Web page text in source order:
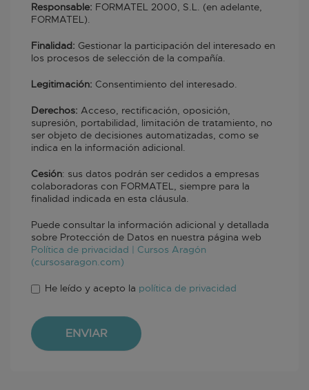
Tipos de archivo permitidos:jpg pdf doc docx rar zip
Responsable: FORMATEL 2000, S.L. (en adelante,
FORMATEL).
Finalidad: Gestionar la participación del interesado en
los procesos de selección de la compañía.
Legitimación: Consentimiento del interesado.
Derechos: Acceso, rectificación, oposición,
supresión, portabilidad, limitación de tratamiento, no
ser objeto de decisiones automatizadas, como se
indica en la información adicional.
Cesión: sus datos podrán ser cedidos a empresas
colaboradoras con FORMATEL, siempre para la
finalidad indicada en esta cláusula.
Puede consultar la información adicional y detallada
sobre Protección de Datos en nuestra página web
Política de privacidad | Cursos Aragón
(cursosaragon.com)
He leído y acepto la política de privacidad
ENVIAR